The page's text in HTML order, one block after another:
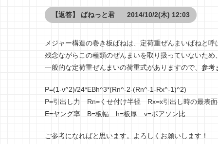
【返答】 ばねっと君 2014/10/2(木) 12:03
メジャー構造の巻き板ばねは、定荷重ぜんまいばねと
残念ながらこの種類のぜんまいを取り扱っていないた
一般的な定荷重ぜんまいの荷重式がありますので、参
P=(1-ν^2)/24*EBh^3*(Rn^-2-(Rn^-1-Rx^-1)^2)
P=引出し力 Rn=くせ付け半径 Rx=x引出し時の最表
E=ヤング率 B=板幅 h=板厚 ν=ポアソン比
ご参考になればと思います。よろしくお願いします！